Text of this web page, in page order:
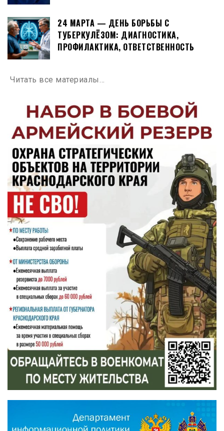
24 МАРТА — ДЕНЬ БОРЬБЫ С
ТУБЕРКУЛЁЗОМ: ДИАГНОСТИКА,
ПРОФИЛАКТИКА, ОТВЕТСТВЕННОСТЬ
Читать все материалы…